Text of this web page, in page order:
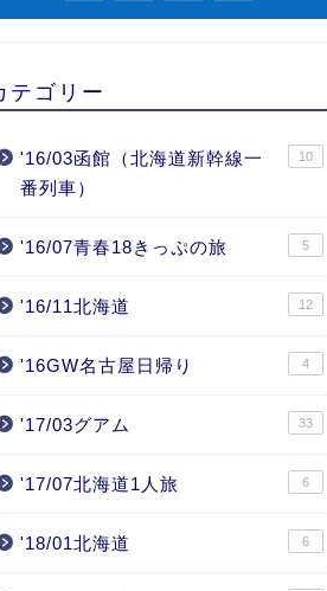
テゴリー
'16/03函館（北海道新幹線一
番列車）
10
'16/07青春18きっぷの旅 5
'16/11北海道 12
'16GW名古屋日帰り 4
'17/03グアム 33
'17/07北海道1人旅 6
'18/01北海道 6